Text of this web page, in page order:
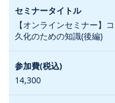
【オンラインセミナー】
久化のための知識(後編)
14,300